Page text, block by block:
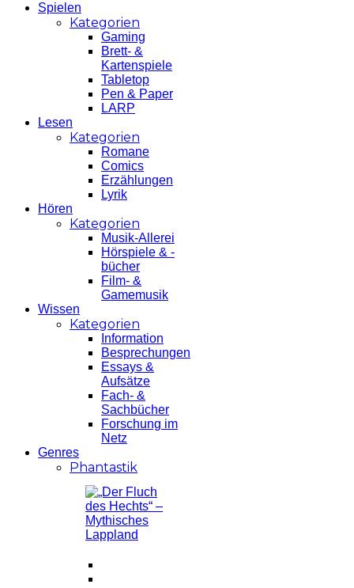
Spielen
Kategorien
Gaming
Brett- &
Kartenspiele
Tabletop
Pen & Paper
LARP
Lesen
Kategorien
Romane
Comics
Erzählungen
Lyrik
Hören
Kategorien
Musik-Allerei
Hörspiele & -
bücher
Film- &
Gamemusik
Wissen
Kategorien
Information
Besprechungen
Essays &
Aufsätze
Fach- &
Sachbücher
Forschung im
Netz
Genres
Phantastik